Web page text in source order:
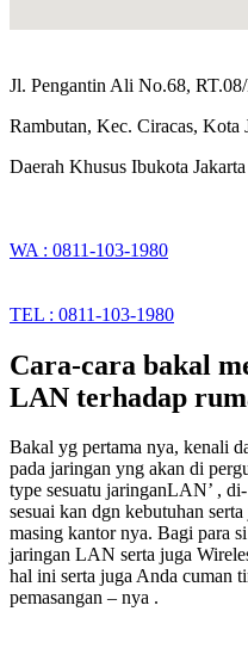
Jl. Pengantin Ali No.68,
Rambutan, Kec. Ciracas, Kota
Daerah Khusus Ibukota
WA : 0811-103-1980
TEL : 0811-103-1980
Cara-cara bakal
LAN terhadap
Bakal yg pertama nya, kenali
pada jaringan yng akan di
type sesuatu jaringanLAN’ ,
sesuai kan dgn kebutuhan
masing kantor nya. Bagi para
jaringan LAN serta juga
hal ini serta juga Anda cuman
pemasangan – nya .